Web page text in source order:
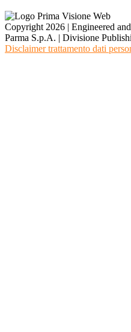
Copyright 2026 | Engineered
Parma S.p.A. | Divisione
Disclaimer trattamento dati